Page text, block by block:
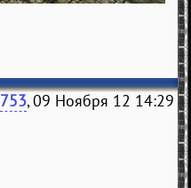
753, 09 Ноября 12 14:29